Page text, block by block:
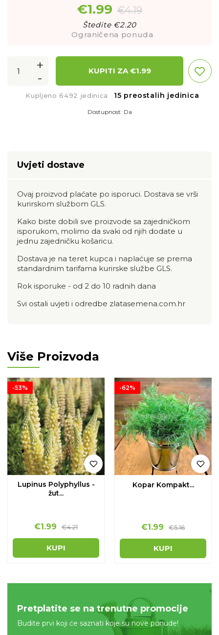
€1.99 €4.19
Štedite €2.20
Ograničena ponuda
+
-
KUPITI ZA €1.99
Kupljeno 6492 jedinica 15 preostalih jedinica
Dostupnost: Da
Uvjeti dostave
Ovaj proizvod plaćate po isporuci. Dostava se vrši
kurirskom službom GLS.
Kako biste dobili sve proizvode sa zajedničkom
isporukom, molimo da svaki od njih dodate u
jednu zajedničku košaricu.
Dostava je na teret kupca i naplaćuje se prema
standardnim tarifama kurirske službe GLS.
Rok isporuke - od 2 do 10 radnih dana
Svi ostali uvjeti i odredbe zlatasemena.com.hr
Više Proizvoda
-53%
Lupinus Polyphyllus -
žut...
€1.99 €4.21
KUPI
-62%
Kopar Kompakt...
€1.99 €5.16
KUPI
Pretplatite se na trenutne promocije
Budite prvi koji će saznati koje su nove ponude!